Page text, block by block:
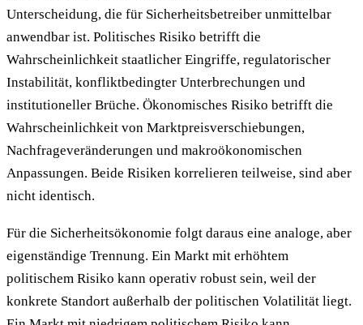
Unterscheidung, die für Sicherheitsbetreiber unmittelbar
anwendbar ist. Politisches Risiko betrifft die
Wahrscheinlichkeit staatlicher Eingriffe, regulatorischer
Instabilität, konfliktbedingter Unterbrechungen und
institutioneller Brüche. Ökonomisches Risiko betrifft die
Wahrscheinlichkeit von Marktpreisverschiebungen,
Nachfrageveränderungen und makroökonomischen
Anpassungen. Beide Risiken korrelieren teilweise, sind aber
nicht identisch.
Für die Sicherheitsökonomie folgt daraus eine analoge, aber
eigenständige Trennung. Ein Markt mit erhöhtem
politischem Risiko kann operativ robust sein, weil der
konkrete Standort außerhalb der politischen Volatilität liegt.